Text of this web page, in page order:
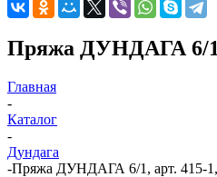
Пряжа ДУНДАГА 6/1,
Главная
-
Каталог
-
Дундага
-Пряжа ДУНДАГА 6/1, арт. 415-1,